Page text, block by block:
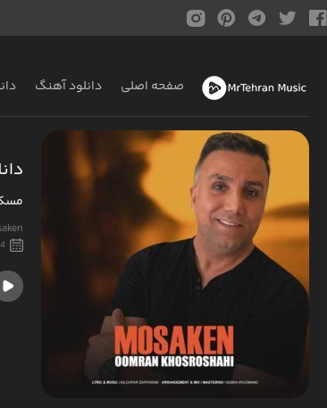
صفحه اصلی دانلود آهنگ
4 مارس 2025